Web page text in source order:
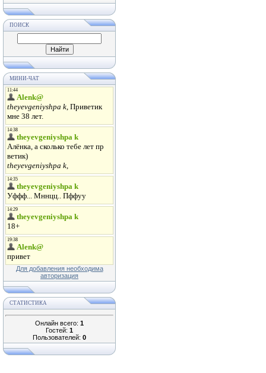
ПОИСК
МИНИ-ЧАТ
Для добавления необходима
авторизация
СТАТИСТИКА
Онлайн всего: 1
Гостей: 1
Пользователей: 0